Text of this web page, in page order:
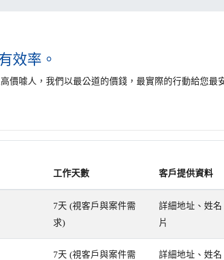
效率。
價噱人，我們以最公道的價錢，最實際的行動給您最
工作天數 客戶提供資料
7天 (視客戶與案件需
求)
詳細地址、姓名
片
7天 (視客戶與案件需
詳細地址、姓名